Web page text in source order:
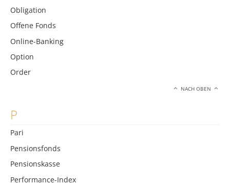
Obligation
Offene Fonds
Online-Banking
Option
Order
NACH OBEN
P
Pari
Pensionsfonds
Pensionskasse
Performance-Index